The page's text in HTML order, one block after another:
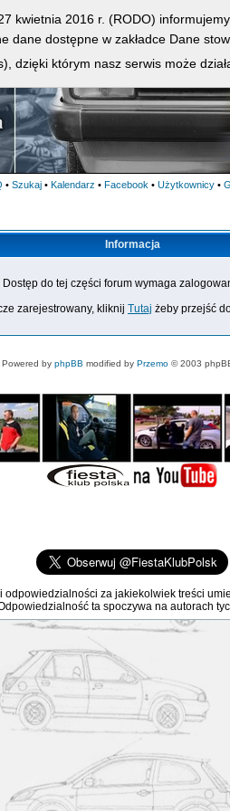
• Szukaj • Kalendarz • Facebook • Użytkownicy •
Informacja
Dostęp do tej części forum wymaga
zarejestrowany, kliknij Tutaj żeby przejść
Powered by phpBB modified by Przemo © 2003
odpowiedzialności za jakiekolwiek treści
ta spoczywa na autorach
2016 r. (RODO)
dane dostępne w zakładce Dane
dzięki którym nasz serwis może